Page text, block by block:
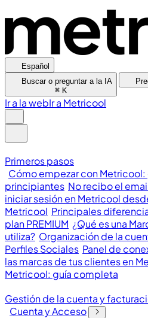
Español
Buscar o preguntar a la IA
⌘ K
Ir a la webIr a Metricool
Primeros pasos
Cómo empezar con Metricool:
principiantes No recibo el
iniciar sesión en Metricool
Metricool Principales
plan PREMIUM ¿Qué es una
utiliza? Organización de la
Perfiles Sociales Panel de
las marcas de tus clientes en
Metricool: guía completa
Gestión de la cuenta y
Cuenta y Acceso